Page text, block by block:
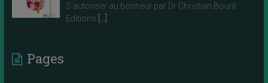
S’autoriser au bonheur par Dr Christian Bourit
Editions
Pages